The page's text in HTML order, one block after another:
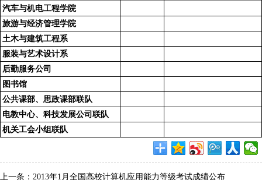
汽车与机电工程学院
旅游与经济管理学院
土木与建筑工程系
服装与艺术设计系
后勤服务公司
图书馆
公共课部、思政课部联队
电教中心、科技发展公司联队
机关工会小组联队
上一条： 2013年1月全国高校计算机应用能力等级考试成绩公布